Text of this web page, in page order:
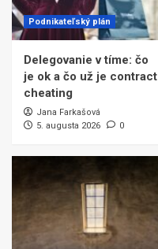
Podnikateľský plán
Delegovanie v tíme: čo
je ok a čo už je contract
cheating
Jana Farkašová
5. augusta 2026
0